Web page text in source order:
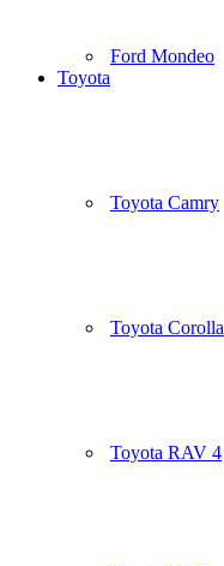
Ford Mondeo
Toyota
Toyota Camry
Toyota Corolla
Toyota RAV 4